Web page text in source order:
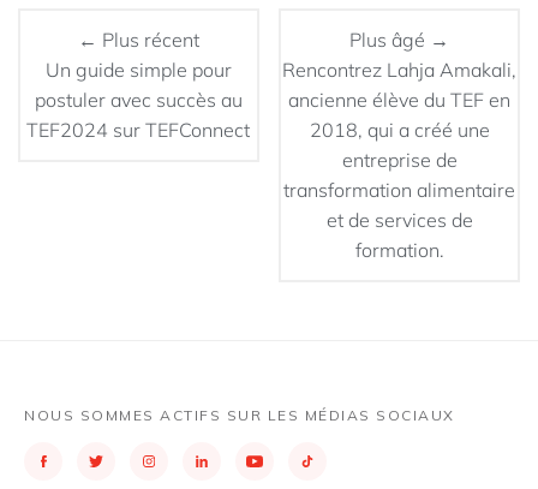
← Plus récent
Un guide simple pour
postuler avec succès au
TEF2024 sur TEFConnect
Plus âgé →
Rencontrez Lahja Amakali,
ancienne élève du TEF en
2018, qui a créé une
entreprise de
transformation alimentaire
et de services de
formation.
NOUS SOMMES ACTIFS SUR LES MÉDIAS SOCIAUX